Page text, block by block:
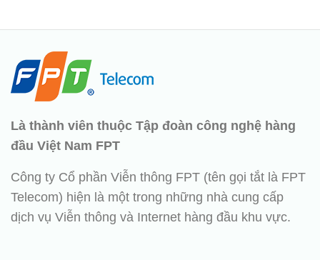
Là thành viên thuộc Tập đoàn công nghệ hàng
đầu Việt Nam FPT
Công ty Cổ phần Viễn thông FPT (tên gọi tắt là FPT
Telecom) hiện là một trong những nhà cung cấp
dịch vụ Viễn thông và Internet hàng đầu khu vực.